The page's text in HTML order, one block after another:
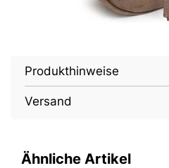
Produkthinweise
Versand
Ähnliche Artikel